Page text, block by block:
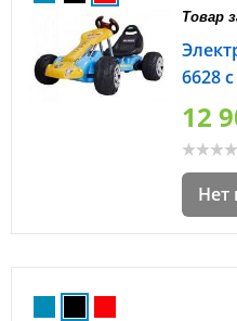
Товар
6628
12
Нет